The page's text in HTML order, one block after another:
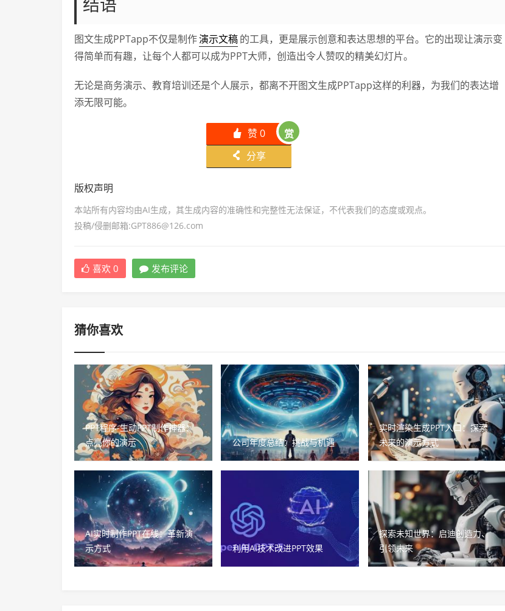
图文生成PPTapp不仅是制作演示文稿的工具，更是展示创意和表达思想的平台。它的出现让演示变
得简单而有趣，让每个人都可以成为PPT大师，创造出令人赞叹的精美幻灯片。
无论是商务演示、教育培训还是个人展示，都离不开图文生成PPTapp这样的利器，为我们的表达增
添无限可能。
󰄼 赞0 赏
󰄯 分享
版权声明
本站所有内容均由AI生成，其生成内容的准确性和完整性无法保证，不代表我们的态度或观点。
投稿/侵删邮箱:GPT886@126.com
喜欢 0 发布评论
猜你喜欢
PPT程序-生动PPT制作神器：
点亮你的演示
公司年度总结：挑战与机遇
实时渲染生成PPT入口：探索
未来的演示方式
AI实时制作PPT在线：革新演
示方式
利用AI技术改进PPT效果
探索未知世界：启迪创造力、
引领未来